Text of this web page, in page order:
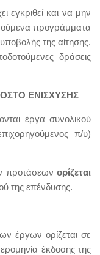
εγκριθεί και να μην
προγράμματα
της αίτησης.
δράσεις
ΕΝΙΣΧΥΣΗΣ
έργα συνολικού
π/υ)
προτάσεων ορίζεται
της επένδυσης.
έργων ορίζεται σε
έκδοσης της